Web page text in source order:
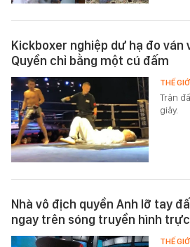
Kickboxer nghiệp dư hạ đo ván
Quyền chỉ bằng một cú đấm
Trận
giây.
THẾ
Nhà vô địch quyền Anh lỡ tay
ngay trên sóng truyền hình
THẾ